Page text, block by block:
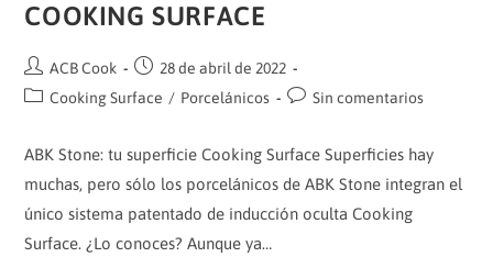
COOKING SURFACE
Autor
de
ACB Cook
Publicación
de
28 de abril de 2022
Categoría
entrada:
Cooking Surface / Porcelánicos
Comentarios
entrada:
Sin comentarios
ABK Stone: tu superficie Cooking Surface Superficies hay
muchas, pero sólo los porcelánicos de ABK Stone integran el
único sistema patentado de inducción oculta Cooking
Surface. ¿Lo conoces? Aunque ya…